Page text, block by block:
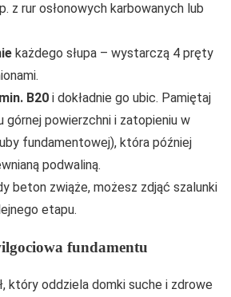
z rur osłonowych karbowanych lub
każdego słupa – wystarczą 4 pręty
B20 i dokładnie go ubic. Pamiętaj
górnej powierzchni i zatopieniu w
fundamentowej), która później
podwaliną.
beton zwiąże, możesz zdjąć szalunki
etapu.
fundamentu
który oddziela domki suche i zdrowe